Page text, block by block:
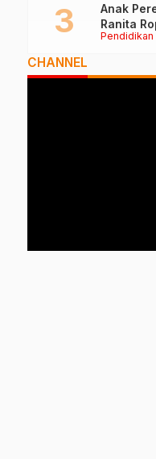
Pendidikan
Anak
Ranita
Guru
CHANNEL